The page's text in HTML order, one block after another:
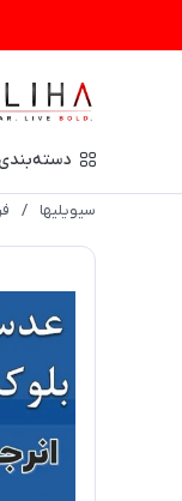
دسته‌بندی
سیویلیها /